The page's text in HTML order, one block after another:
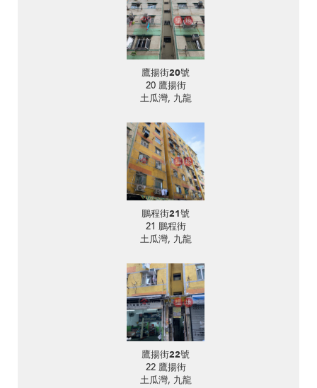
鷹揚街20號
20 鷹揚街
土瓜灣, 九龍
鵬程街21號
21 鵬程街
土瓜灣, 九龍
鷹揚街22號
22 鷹揚街
土瓜灣, 九龍